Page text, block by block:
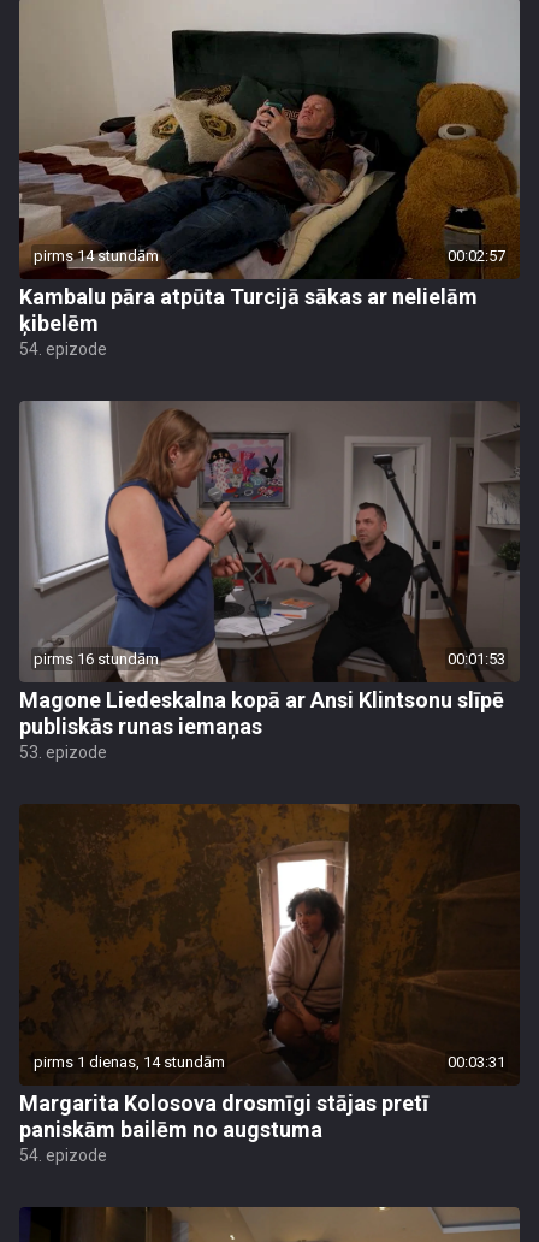
pirms 14 stundām 00:02:57
Kambalu pāra atpūta Turcijā sākas ar nelielām
ķibelēm
54. epizode
pirms 16 stundām 00:01:53
Magone Liedeskalna kopā ar Ansi Klintsonu slīpē
publiskās runas iemaņas
53. epizode
pirms 1 dienas, 14 stundām 00:03:31
Margarita Kolosova drosmīgi stājas pretī
paniskām bailēm no augstuma
54. epizode